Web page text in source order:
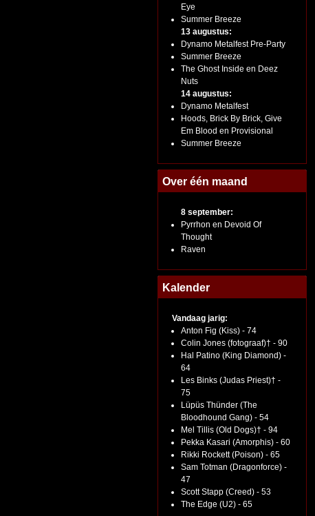
Eye
Summer Breeze
13 augustus:
Dynamo Metalfest Pre-Party
Summer Breeze
The Ghost Inside en Deez
Nuts
14 augustus:
Dynamo Metalfest
Hoods, Brick By Brick, Give
Em Blood en Provisional
Summer Breeze
Over één maand
8 september:
Pyrrhon en Devoid Of
Thought
Raven
Kalender
Vandaag jarig:
Anton Fig (Kiss) - 74
Colin Jones (fotograaf)† - 90
Hal Patino (King Diamond) -
64
Les Binks (Judas Priest)† -
75
Lüpüs Thünder (The
Bloodhound Gang) - 54
Mel Tillis (Old Dogs)† - 94
Pekka Kasari (Amorphis) - 60
Rikki Rockett (Poison) - 65
Sam Totman (Dragonforce) -
47
Scott Stapp (Creed) - 53
The Edge (U2) - 65